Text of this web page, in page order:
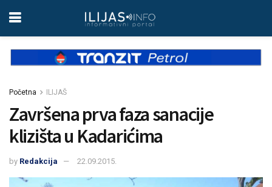
Početna ILIJAŠ
Završena prva faza sanacije
klizišta u Kadarićima
by Redakcija 22.09.2015.